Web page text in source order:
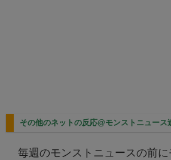
その他のネットの反応@モンストニュース
毎週のモンストニュースの前